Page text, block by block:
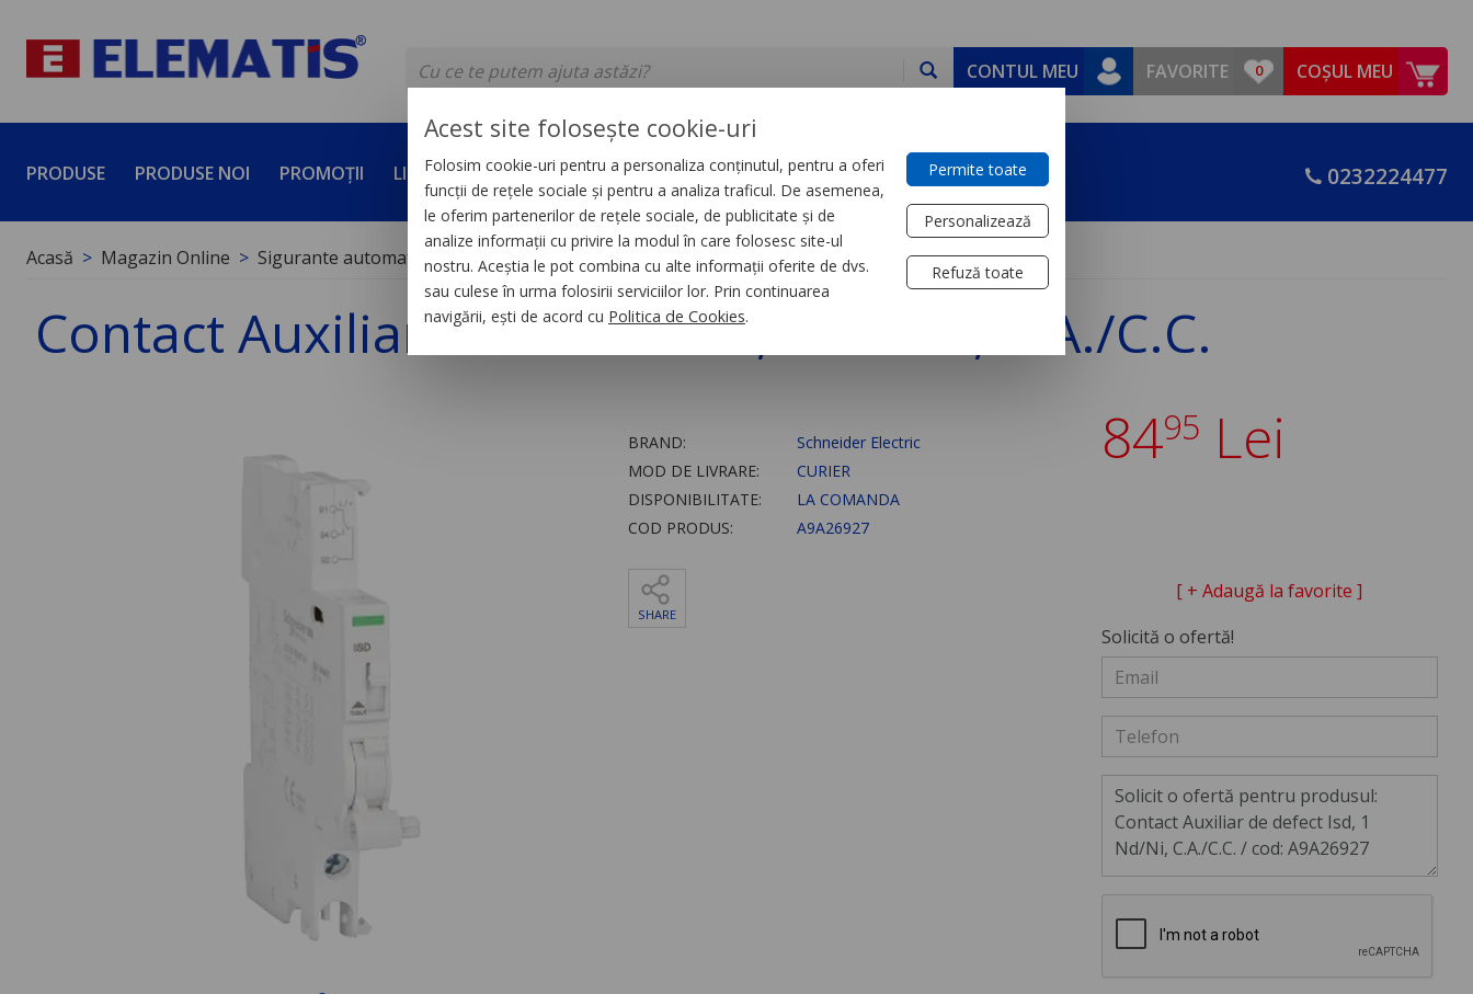
CONTUL MEU FAVORITE COȘUL MEU
PRODUSE PRODUSE NOI PROMOȚII LICHIDĂRI DE STOC SERVICII DEVINO PARTENER CONTACT 0232224477
Acasă Magazin Online Sigurante automate Contacte Auxiliare si Bobine declansare
Contact Auxiliar de defect Isd, 1 Nd/Ni, C.A./C.C.
BRAND:
Schneider Electric
MOD DE LIVRARE:
CURIER
DISPONIBILITATE:
LA COMANDA
COD PRODUS:
A9A26927
SHARE
8495 Lei
[ + Adaugă la favorite ]
Solicită o ofertă!
Acest site folosește cookie-uri
Folosim cookie-uri pentru a personaliza conținutul, pentru a oferi
funcții de rețele sociale și pentru a analiza traficul. De asemenea,
le oferim partenerilor de rețele sociale, de publicitate și de
analize informații cu privire la modul în care folosesc site-ul
nostru. Aceștia le pot combina cu alte informații oferite de dvs.
sau culese în urma folosirii serviciilor lor. Prin continuarea
navigării, ești de acord cu Politica de Cookies.
Permite toate
Personalizează
Refuză toate